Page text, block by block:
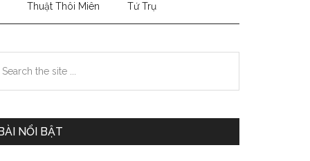
Thuật Thôi Miên Tứ Trụ
Primary
NỔI BẬT